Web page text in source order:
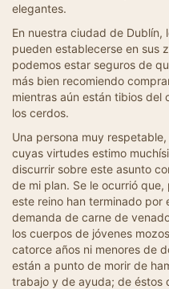
elegantes.
En nuestra ciudad de
pueden establecerse en sus
podemos estar seguros de
más bien recomiendo
mientras aún están tibios del
los cerdos.
Una persona muy
cuyas virtudes estimo
discurrir sobre este asunto
de mi plan. Se le ocurrió
este reino han terminado por
demanda de carne de
los cuerpos de jóvenes
catorce años ni menores de
están a punto de morir de
trabajo y de ayuda; de éstos